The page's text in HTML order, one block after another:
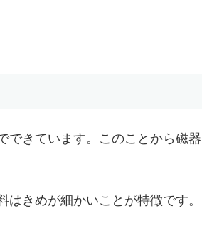
できています。このことから磁器
きめが細かいことが特徴です。